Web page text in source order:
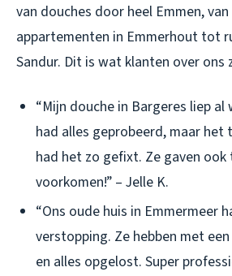
van douches door heel Emmen,
appartementen in Emmerhout tot
Sandur. Dit is wat klanten over ons
“Mijn douche in Bargeres liep al
had alles geprobeerd, maar het
had het zo gefixt. Ze gaven
voorkomen!” – Jelle K.
“Ons oude huis in Emmermeer
verstopping. Ze hebben met
en alles opgelost. Super